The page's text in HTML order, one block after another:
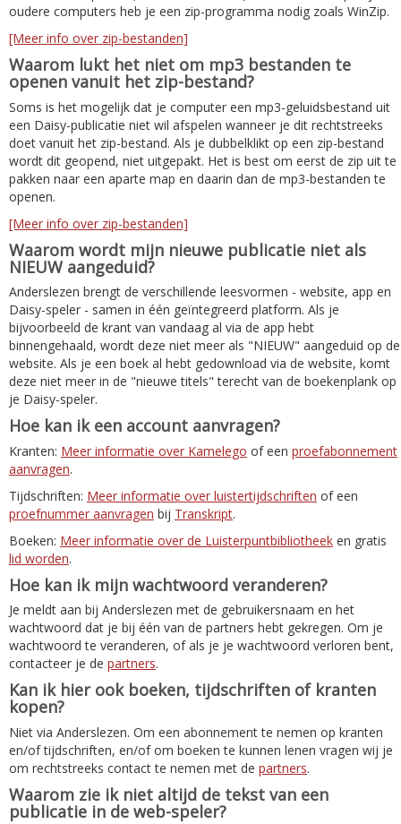
oudere computers heb je een zip-programma nodig zoals WinZip.
[Meer info over zip-bestanden]
Waarom lukt het niet om mp3 bestanden te
openen vanuit het zip-bestand?
Soms is het mogelijk dat je computer een mp3-geluidsbestand uit
een Daisy-publicatie niet wil afspelen wanneer je dit rechtstreeks
doet vanuit het zip-bestand. Als je dubbelklikt op een zip-bestand
wordt dit geopend, niet uitgepakt. Het is best om eerst de zip uit te
pakken naar een aparte map en daarin dan de mp3-bestanden te
openen.
[Meer info over zip-bestanden]
Waarom wordt mijn nieuwe publicatie niet als
NIEUW aangeduid?
Anderslezen brengt de verschillende leesvormen - website, app en
Daisy-speler - samen in één geïntegreerd platform. Als je
bijvoorbeeld de krant van vandaag al via de app hebt
binnengehaald, wordt deze niet meer als "NIEUW" aangeduid op de
website. Als je een boek al hebt gedownload via de website, komt
deze niet meer in de "nieuwe titels" terecht van de boekenplank op
je Daisy-speler.
Hoe kan ik een account aanvragen?
Kranten: Meer informatie over Kamelego of een proefabonnement
aanvragen.
Tijdschriften: Meer informatie over luistertijdschriften of een
proefnummer aanvragen bij Transkript.
Boeken: Meer informatie over de Luisterpuntbibliotheek en gratis
lid worden.
Hoe kan ik mijn wachtwoord veranderen?
Je meldt aan bij Anderslezen met de gebruikersnaam en het
wachtwoord dat je bij één van de partners hebt gekregen. Om je
wachtwoord te veranderen, of als je je wachtwoord verloren bent,
contacteer je de partners.
Kan ik hier ook boeken, tijdschriften of kranten
kopen?
Niet via Anderslezen. Om een abonnement te nemen op kranten
en/of tijdschriften, en/of om boeken te kunnen lenen vragen wij je
om rechtstreeks contact te nemen met de partners.
Waarom zie ik niet altijd de tekst van een
publicatie in de web-speler?